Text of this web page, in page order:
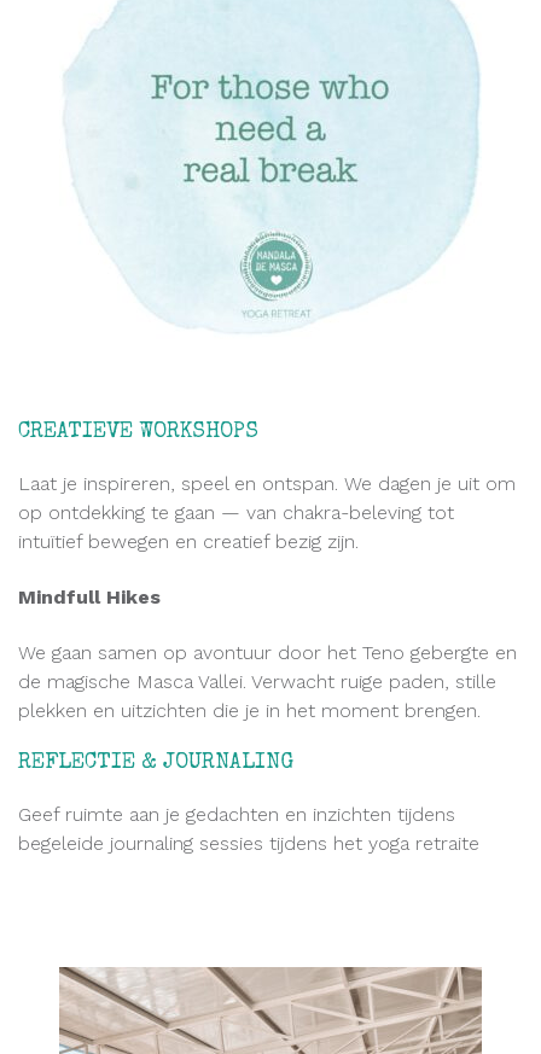
CREATIEVE WORKSHOPS
Laat je inspireren, speel en ontspan. We dagen je uit om
op ontdekking te gaan — van chakra-beleving tot
intuïtief bewegen en creatief bezig zijn.
Mindfull Hikes
We gaan samen op avontuur door het Teno gebergte en
de magische Masca Vallei. Verwacht ruige paden, stille
plekken en uitzichten die je in het moment brengen.
REFLECTIE & JOURNALING
Geef ruimte aan je gedachten en inzichten tijdens
begeleide journaling sessies tijdens het yoga retraite